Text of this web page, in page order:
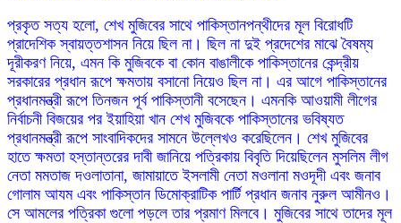
প্রকৃত সত্য হলো, শেখ মুজিবের সাথে পাকিস্তানপন্থীদের মূল বিরোধটি
প্রাদেশিক স্বায়ত্তশাসন নিয়ে ছিল না। ছিল না দুই প্রদেশের মাঝে বৈষম্য
দূরীকরণ নিয়ে, এমন কি মুজিবকে বা কোন বাঙালীকে পাকিস্তানের কেন্দ্রীয়
সরকারের প্রধান রূপে ক্ষমতায় বসানো নিয়েও ছিল না। এর আগে পাকিস্তানের
প্রধানমন্ত্রী রূপে তিনজন পূর্ব পাকিস্তানী বসেছেন। এমনকি আওয়ামী লীগের
নির্বাচনী বিজয়ের পর ইয়াহিয়া খান শেখ মুজিবকে পাকিস্তানের ভবিষ্যত
প্রধানমন্ত্রী রূপে সাংবাদিকদের সামনে উল্লেখও করেছিলেন। শেখ মুজিবের
হাতে ক্ষমতা হস্তান্তরের দাবী জানিয়ে পত্রিকায় বিবৃতি দিয়েছিলেন মুসলিম লীগ
নেতা মমতাজ দওলাতানা, জামায়াতে ইসলামী নেতা মওলানা মওদূদী এবং জনাব
গোলাম আযম এবং পাকিস্তান ডিমোক্রাটিক পার্টি প্রধান জনাব নুরুল আমীনও।
সে আমলের পত্রিকা গুলো পড়লে তার প্রমাণ মিলবে। মুজিবের সাথে তাদের মূল